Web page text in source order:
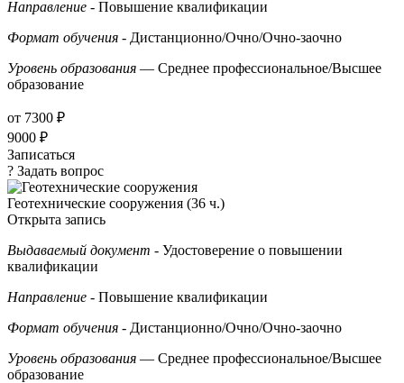
Направление - Повышение квалификации
Формат обучения - Дистанционно/Очно/Очно-заочно
Уровень образования — Среднее профессиональное/Высшее
образование
от 7300 ₽
9000 ₽
Записаться
? Задать вопрос
Геотехнические сооружения (36 ч.)
Открыта запись
Выдаваемый документ - Удостоверение о повышении
квалификации
Направление - Повышение квалификации
Формат обучения - Дистанционно/Очно/Очно-заочно
Уровень образования — Среднее профессиональное/Высшее
образование